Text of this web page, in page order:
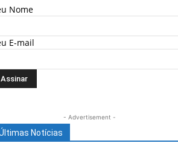
Nome
E-mail
- Advertisement -
Notícias